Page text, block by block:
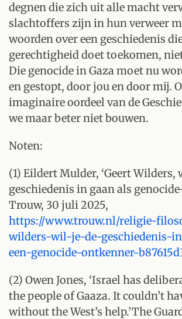
degnen die zich uit alle macht
slachtoffers zijn in hun verweer
woorden over een geschiedenis
gerechtigheid doet toekomen,
Die genocide in Gaza moet nu
en gestopt, door jou en door mij.
imaginaire oordeel van de
we maar beter niet bouwen.
Noten:
(1) Eildert Mulder, ‘Geert Wilders,
geschiedenis in gaan als
Trouw, 30 juli 2025,
https://www.trouw.nl/religie-
wilders-wil-je-de-geschiedenis-
een-genocide-
(2) Owen Jones, ‘Israel has
the people of Gaaza. It couldn’t
without the West’s help.’The